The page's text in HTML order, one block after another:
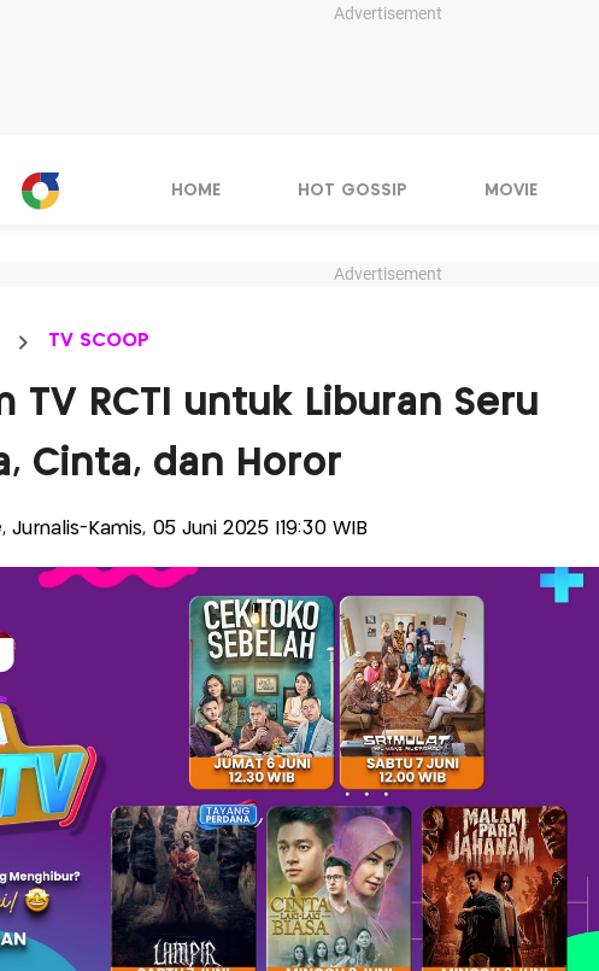
Advertisement
HOME HOT GOSSIP MOVIE
Advertisement
TV SCOOP
TV RCTI untuk Liburan Seru
Cinta, dan Horor
, Jurnalis-Kamis, 05 Juni 2025 |19:30 WIB